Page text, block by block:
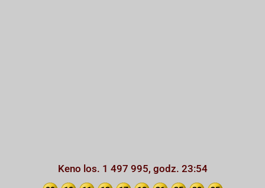
Keno los. 1 497 995, godz. 23:54